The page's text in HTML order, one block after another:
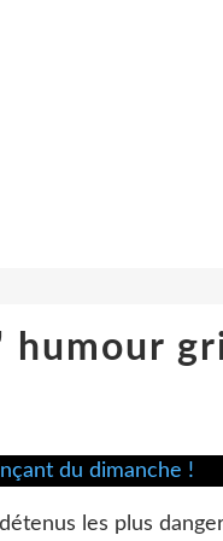
humour
les plus